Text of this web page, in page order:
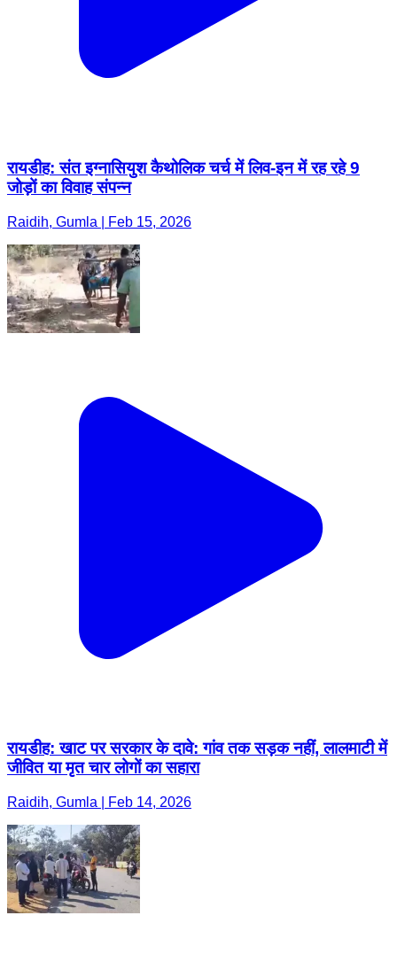
रायडीह: संत इग्नासियुश कैथोलिक चर्च में लिव-इन में रह रहे 9
जोड़ों का विवाह संपन्न
Raidih, Gumla | Feb 15, 2026
रायडीह: खाट पर सरकार के दावे: गांव तक सड़क नहीं, लालमाटी में
जीवित या मृत चार लोगों का सहारा
Raidih, Gumla | Feb 14, 2026